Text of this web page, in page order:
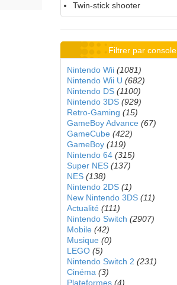
Twin-stick shooter
Filtrer par console
Nintendo Wii (1081)
Nintendo Wii U (682)
Nintendo DS (1100)
Nintendo 3DS (929)
Retro-Gaming (15)
GameBoy Advance (67)
GameCube (422)
GameBoy (119)
Nintendo 64 (315)
Super NES (137)
NES (138)
Nintendo 2DS (1)
New Nintendo 3DS (11)
Actualité (111)
Nintendo Switch (2907)
Mobile (42)
Musique (0)
LEGO (5)
Nintendo Switch 2 (231)
Cinéma (3)
Plateformes (4)